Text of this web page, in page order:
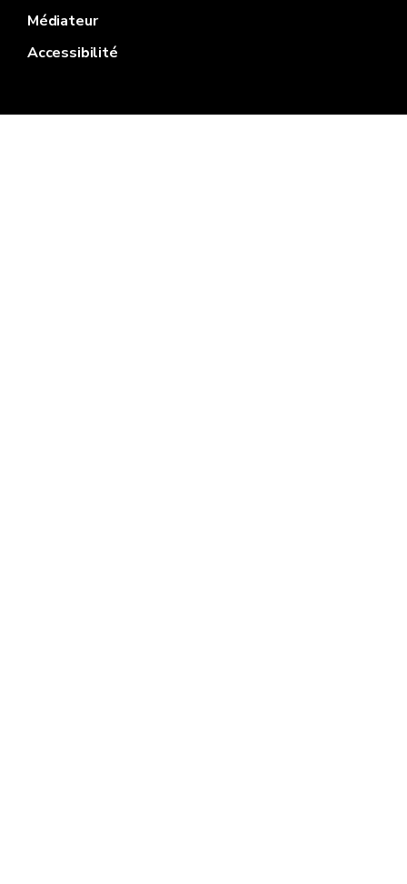
Médiateur
Accessibilité